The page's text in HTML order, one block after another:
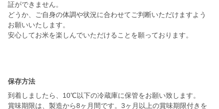
証ができません。
どうか、ご自身の体調や状況に合わせてご判断いただけますよう
お願いいたします。
安心してお米を楽しんでいただけることを願っております。
保存方法
到着しましたら、10℃以下の冷蔵庫に保管をお願い致します。
賞味期限は、製造から8ヶ月間です。3ヶ月以上の賞味期限付きを